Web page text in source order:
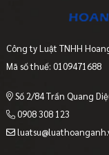
Công ty Luật TNHH
Mã số thuế: 0109471688
Số 2/84 Trần Quang
0908 308 123